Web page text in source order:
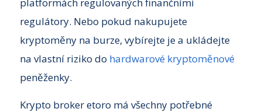
platformách regulovaných finančními
regulátory. Nebo pokud nakupujete
kryptoměny na burze, vybírejte je a ukládejte
na vlastní riziko do hardwarové kryptoměnové
peněženky.
Krypto broker etoro má všechny potřebné